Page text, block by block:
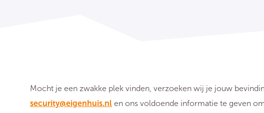
Mocht je een zwakke plek vinden, verzoeken wij je jouw
security@eigenhuis.nl en ons voldoende informatie te geven